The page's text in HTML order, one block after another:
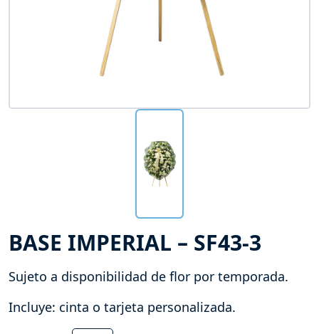
BASE IMPERIAL – SF43-3
Sujeto a disponibilidad de flor por temporada.
Incluye: cinta o tarjeta personalizada.